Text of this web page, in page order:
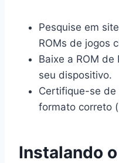
Pesquise em
ROMs de jogos
Baixe a ROM de
seu dispositivo.
Certifique-se de
formato correto
Instalando